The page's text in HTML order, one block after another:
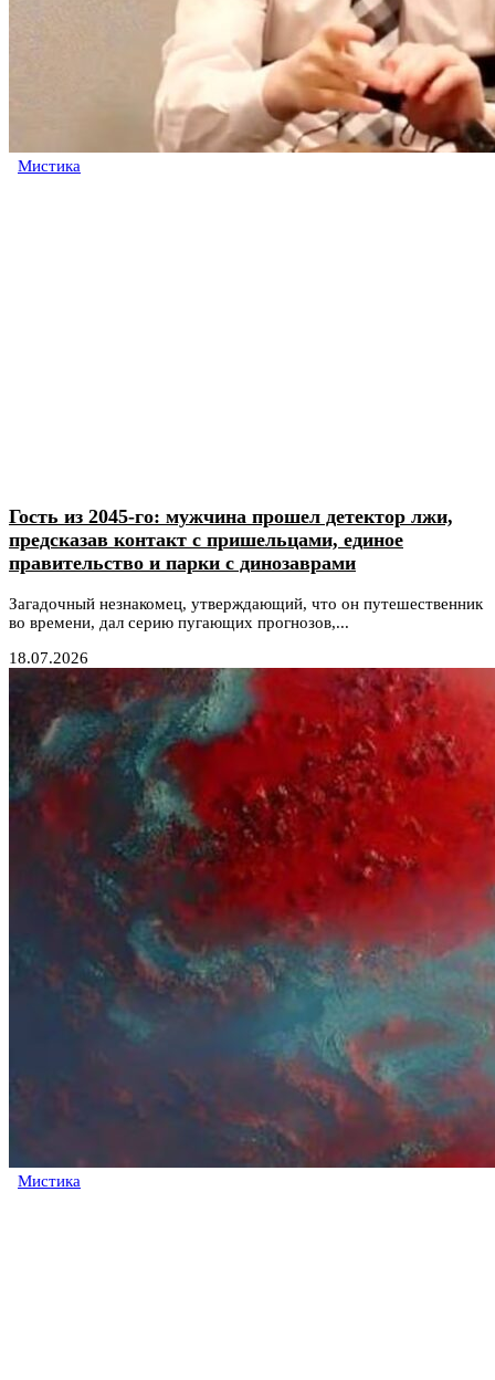
Мистика
Гость из 2045-го: мужчина прошел детектор лжи,
предсказав контакт с пришельцами, единое
правительство и парки с динозаврами
Загадочный незнакомец, утверждающий, что он путешественник
во времени, дал серию пугающих прогнозов,...
18.07.2026
Мистика